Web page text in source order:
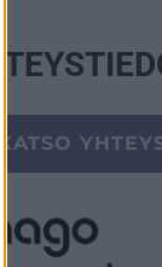
KATSO